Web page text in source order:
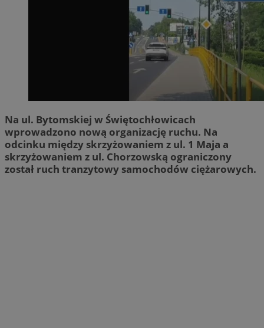
Na ul. Bytomskiej w Świętochłowicach
wprowadzono nową organizację ruchu. Na
odcinku między skrzyżowaniem z ul. 1 Maja a
skrzyżowaniem z ul. Chorzowską ograniczony
został ruch tranzytowy samochodów ciężarowych.